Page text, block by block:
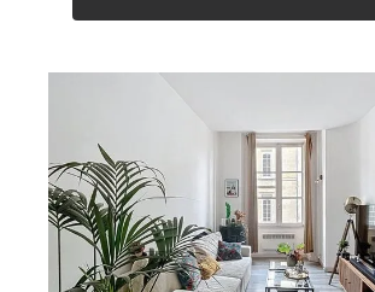
Ref : 26379
Appartement T2 à vendre
331 500 €